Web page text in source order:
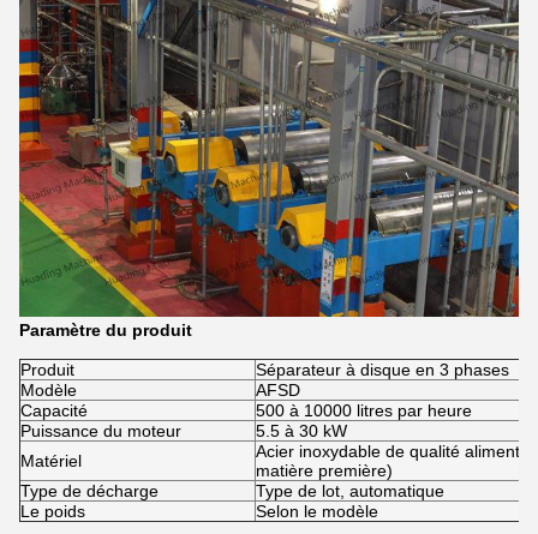
Paramètre du produit
Produit
Séparateur à disque en 3 phases
Modèle
AFSD
Capacité
500 à 10000 litres par heure
Puissance du moteur
5.5 à 30 kW
Matériel
Acier inoxydable de qualité
matière première)
Type de décharge
Type de lot, automatique
Le poids
Selon le modèle